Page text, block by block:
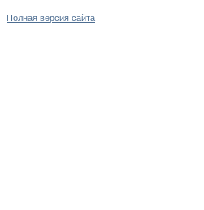
Полная версия сайта